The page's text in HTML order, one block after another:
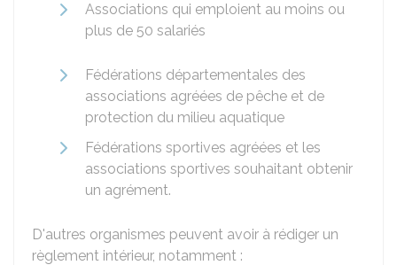
Associations qui emploient au moins ou
plus de 50 salariés
Fédérations départementales des
associations agréées de pêche et de
protection du milieu aquatique
Fédérations sportives agréées et les
associations sportives souhaitant obtenir
un agrément.
D'autres organismes peuvent avoir à rédiger un
règlement intérieur, notamment :